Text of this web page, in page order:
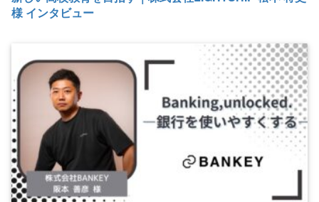
様 インタビュー